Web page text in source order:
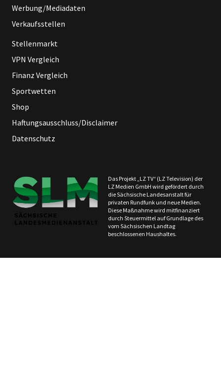
Werbung/Mediadaten
Verkaufsstellen
Stellenmarkt
VPN Vergleich
Finanz Vergleich
Sportwetten
Shop
Haftungsausschluss/Disclaimer
Datenschutz
Das Projekt „LZ TV“ (LZ Television) der
LZ Medien GmbH wird gefördert durch
die Sächsische Landesanstalt für
privaten Rundfunk und neue Medien.
Diese Maßnahme wird mitfinanziert
durch Steuermittel auf Grundlage des
vom Sächsischen Landtag
beschlossenen Haushaltes.